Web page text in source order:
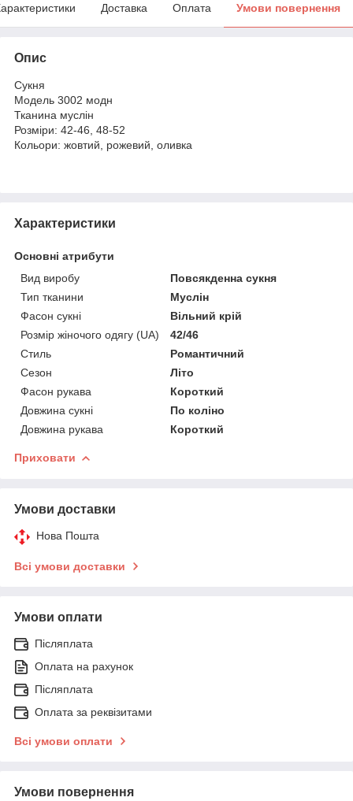
Доставка Оплата Умови повернення
Опис
Сукня
Модель 3002 модн
Тканина муслін
Розміри: 42-46, 48-52
Кольори: жовтий, рожевий, оливка
Характеристики
Основні атрибути
Вид виробу
Повсякденна сукня
Тип тканини
Муслін
Фасон сукні
Вільний крій
Розмір жіночого одягу (UA)
42/46
Стиль
Романтичний
Сезон
Літо
Фасон рукава
Короткий
Довжина сукні
По коліно
Довжина рукава
Короткий
Приховати
Умови доставки
Нова Пошта
Всі умови доставки
Умови оплати
Післяплата
Оплата на рахунок
Післяплата
Оплата за реквізитами
Всі умови оплати
Умови повернення